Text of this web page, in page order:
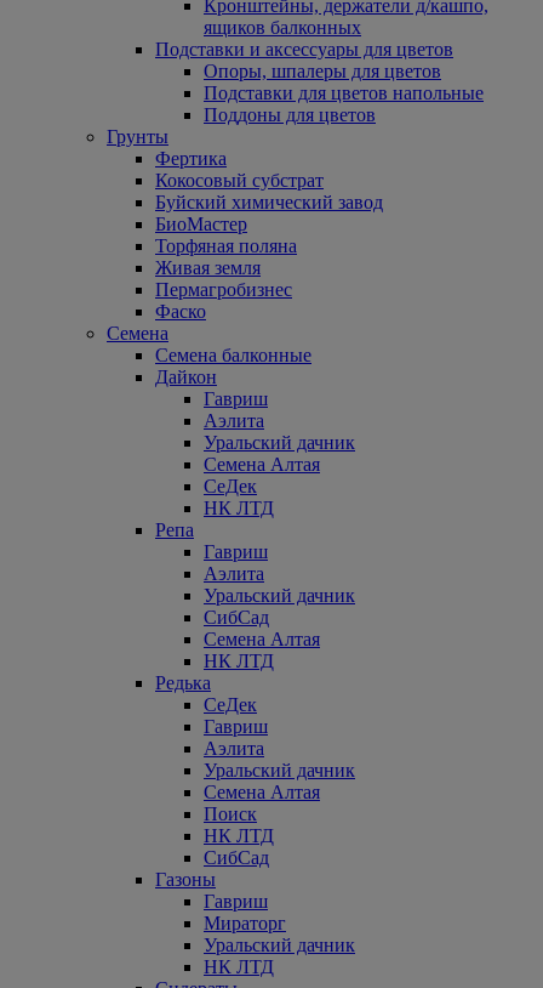
Кронштейны, держатели д/кашпо,
ящиков балконных
Подставки и аксессуары для цветов
Опоры, шпалеры для цветов
Подставки для цветов напольные
Поддоны для цветов
Грунты
Фертика
Кокосовый субстрат
Буйский химический завод
БиоМастер
Торфяная поляна
Живая земля
Пермагробизнес
Фаско
Семена
Семена балконные
Дайкон
Гавриш
Аэлита
Уральский дачник
Семена Алтая
СеДек
НК ЛТД
Репа
Гавриш
Аэлита
Уральский дачник
СибСад
Семена Алтая
НК ЛТД
Редька
СеДек
Гавриш
Аэлита
Уральский дачник
Семена Алтая
Поиск
НК ЛТД
СибСад
Газоны
Гавриш
Мираторг
Уральский дачник
НК ЛТД